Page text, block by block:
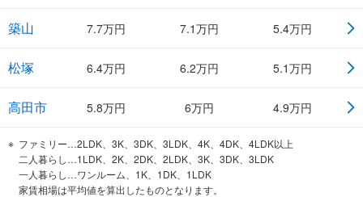
築山 7.7万円 7.1万円 5.4万円
松塚 6.4万円 6.2万円 5.1万円
高田市 5.8万円 6万円 4.9万円
ファミリー…2LDK、3K、3DK、3LDK、4K、4DK、4LDK以上
二人暮らし…1LDK、2K、2DK、2LDK、3K、3DK、3LDK
一人暮らし…ワンルーム、1K、1DK、1LDK
家賃相場は平均値を算出したものとなります。